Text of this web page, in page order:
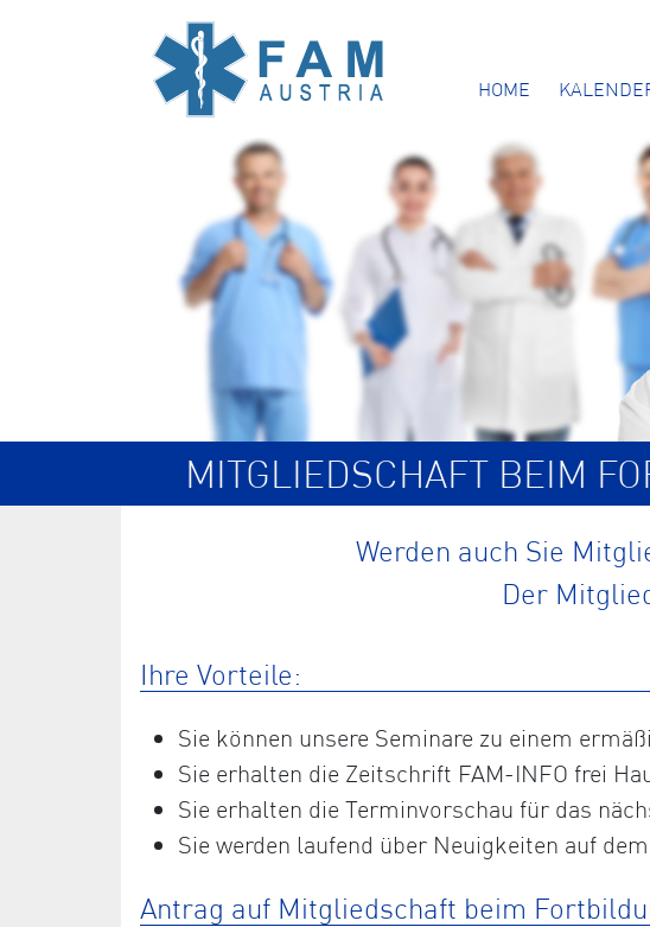
HOME
MITGLIEDSCHAFT BEIM
Werden auch Sie
Der
Ihre Vorteile:
Sie können unsere Seminare zu einem
Sie erhalten die Zeitschrift FAM-INFO frei
Sie erhalten die Terminvorschau für das
Sie werden laufend über Neuigkeiten auf
Antrag auf Mitgliedschaft beim